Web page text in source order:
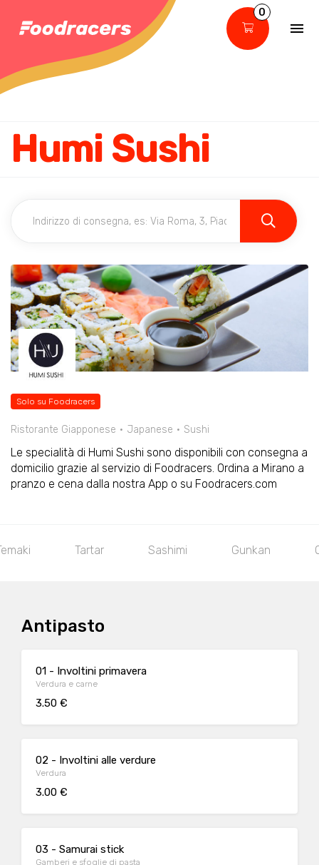
0
Humi Sushi
Solo su Foodracers
Ristorante Giapponese Japanese Sushi
Le specialità di Humi Sushi sono disponibili con consegna a
domicilio grazie al servizio di Foodracers. Ordina a Mirano a
pranzo e cena dalla nostra App o su Foodracers.com
Futomaki Hosomaki
Antipasto
01 - Involtini primavera
Verdura e carne
3.50 €
02 - Involtini alle verdure
Verdura
3.00 €
03 - Samurai stick
Gamberi e sfoglie di pasta